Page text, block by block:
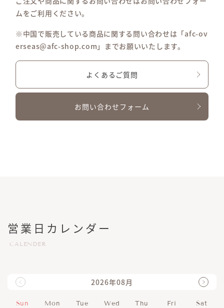
ムをご利用ください。
※中国で販売している商品に関する問い合わせは「afc-ov
erseas@afc-shop.com」までお願いいたします。
よくあるご質問
お問い合わせフォーム
営業日カレンダー
CALENDER
2026年08月
Sun Mon Tue Wed Thu Fri Sat